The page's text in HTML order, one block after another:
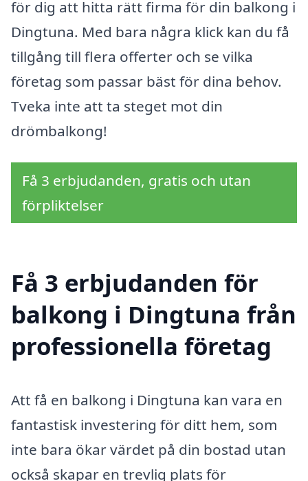
för dig att hitta rätt firma för din balkong i
Dingtuna. Med bara några klick kan du få
tillgång till flera offerter och se vilka
företag som passar bäst för dina behov.
Tveka inte att ta steget mot din
drömbalkong!
Få 3 erbjudanden, gratis och utan
förpliktelser
Få 3 erbjudanden för
balkong i Dingtuna från
professionella företag
Att få en balkong i Dingtuna kan vara en
fantastisk investering för ditt hem, som
inte bara ökar värdet på din bostad utan
också skapar en trevlig plats för